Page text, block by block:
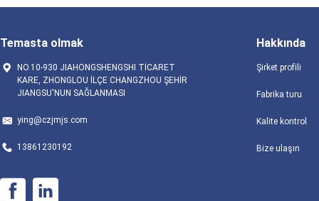
Temasta olmak
NO.10-930 JIAHONGSHENGSHI TİCARET
KARE, ZHONGLOU İLÇE CHANGZHOU ŞEHİR
JIANGSU'NUN SAĞLANMASI
ying@czjmjs.com
13861230192
Hakkında
Şirket profili
Fabrika turu
Kalite kontrol
Bize ulaşın